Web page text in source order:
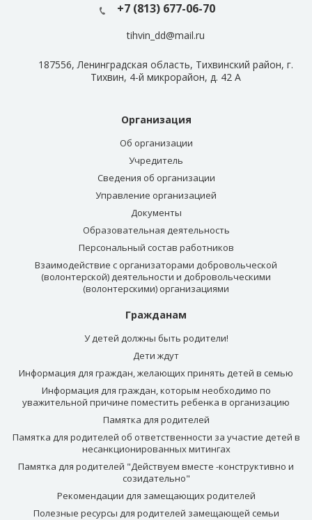
+7 (813) 677-06-70
tihvin_dd@mail.ru
187556, Ленинградская область, Тихвинский район, г.
Тихвин, 4-й микрорайон, д. 42 А
Организация
Об организации
Учредитель
Сведения об организации
Управление организацией
Документы
Образовательная деятельность
Персональный состав работников
Взаимодействие с организаторами добровольческой
(волонтерской) деятельности и добровольческими
(волонтерскими) организациями
Гражданам
У детей должны быть родители!
Дети ждут
Информация для граждан, желающих принять детей в семью
Информация для граждан, которым необходимо по
уважительной причине поместить ребенка в организацию
Памятка для родителей
Памятка для родителей об ответственности за участие детей в
несанкционированных митингах
Памятка для родителей "Действуем вместе -конструктивно и
созидательно"
Рекомендации для замещающих родителей
Полезные ресурсы для родителей замещающей семьи